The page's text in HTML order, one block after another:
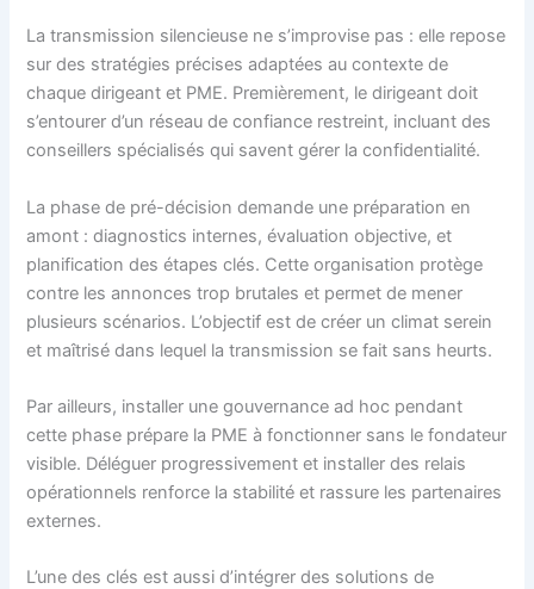
La transmission silencieuse ne s’improvise pas : elle repose
sur des stratégies précises adaptées au contexte de
chaque dirigeant et PME. Premièrement, le dirigeant doit
s’entourer d’un réseau de confiance restreint, incluant des
conseillers spécialisés qui savent gérer la confidentialité.
La phase de pré-décision demande une préparation en
amont : diagnostics internes, évaluation objective, et
planification des étapes clés. Cette organisation protège
contre les annonces trop brutales et permet de mener
plusieurs scénarios. L’objectif est de créer un climat serein
et maîtrisé dans lequel la transmission se fait sans heurts.
Par ailleurs, installer une gouvernance ad hoc pendant
cette phase prépare la PME à fonctionner sans le fondateur
visible. Déléguer progressivement et installer des relais
opérationnels renforce la stabilité et rassure les partenaires
externes.
L’une des clés est aussi d’intégrer des solutions de